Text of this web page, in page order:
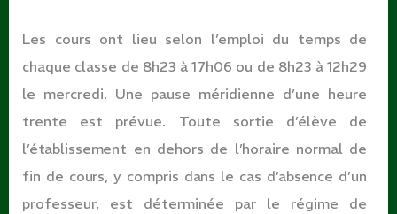
Les cours ont lieu selon l’emploi du temps de
chaque classe de 8h23 à 17h06 ou de 8h23 à 12h29
le mercredi. Une pause méridienne d’une heure
trente est prévue. Toute sortie d’élève de
l’établissement en dehors de l’horaire normal de
fin de cours, y compris dans le cas d’absence d’un
professeur, est déterminée par le régime de